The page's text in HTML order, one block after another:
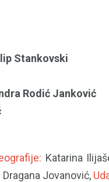
Stankovski
Rodić Janković
Katarina
Dragana Jovanović,